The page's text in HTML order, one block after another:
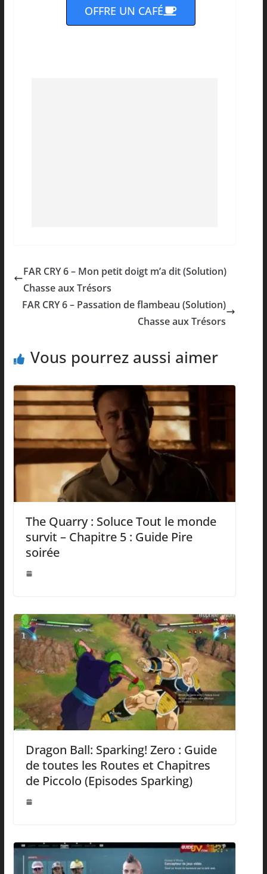
OFFRE UN CAFÉ
FAR CRY 6 – Mon petit doigt m’a dit (Solution)
Chasse aux Trésors
FAR CRY 6 – Passation de flambeau (Solution)
Chasse aux Trésors
Vous pourrez aussi aimer
The Quarry : Soluce Tout le monde
survit – Chapitre 5 : Guide Pire
soirée
Dragon Ball: Sparking! Zero : Guide
de toutes les Routes et Chapitres
de Piccolo (Episodes Sparking)